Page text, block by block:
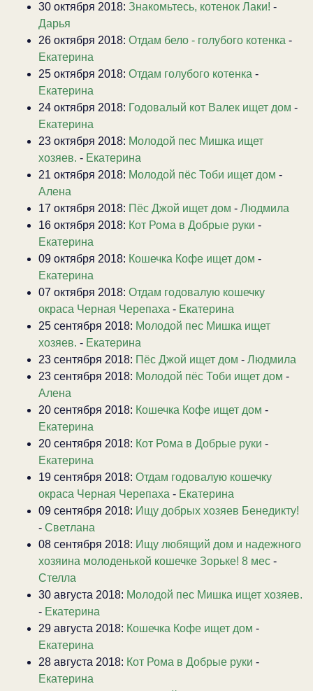
30 октября 2018: Знакомьтесь, котенок Лаки! -
Дарья
26 октября 2018: Отдам бело - голубого котенка -
Екатерина
25 октября 2018: Отдам голубого котенка -
Екатерина
24 октября 2018: Годовалый кот Валек ищет дом -
Екатерина
23 октября 2018: Молодой пес Мишка ищет
хозяев. - Екатерина
21 октября 2018: Молодой пёс Тоби ищет дом -
Алена
17 октября 2018: Пёс Джой ищет дом - Людмила
16 октября 2018: Кот Рома в Добрые руки -
Екатерина
09 октября 2018: Кошечка Кофе ищет дом -
Екатерина
07 октября 2018: Отдам годовалую кошечку
окраса Черная Черепаха - Екатерина
25 сентября 2018: Молодой пес Мишка ищет
хозяев. - Екатерина
23 сентября 2018: Пёс Джой ищет дом - Людмила
23 сентября 2018: Молодой пёс Тоби ищет дом -
Алена
20 сентября 2018: Кошечка Кофе ищет дом -
Екатерина
20 сентября 2018: Кот Рома в Добрые руки -
Екатерина
19 сентября 2018: Отдам годовалую кошечку
окраса Черная Черепаха - Екатерина
09 сентября 2018: Ищу добрых хозяев Бенедикту!
- Светлана
08 сентября 2018: Ищу любящий дом и надежного
хозяина молоденькой кошечке Зорьке! 8 мес -
Стелла
30 августа 2018: Молодой пес Мишка ищет хозяев.
- Екатерина
29 августа 2018: Кошечка Кофе ищет дом -
Екатерина
28 августа 2018: Кот Рома в Добрые руки -
Екатерина